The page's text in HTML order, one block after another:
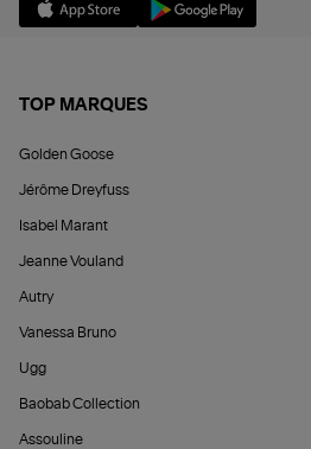
TOP MARQUES
Golden Goose
Jérôme Dreyfuss
Isabel Marant
Jeanne Vouland
Autry
Vanessa Bruno
Ugg
Baobab Collection
Assouline